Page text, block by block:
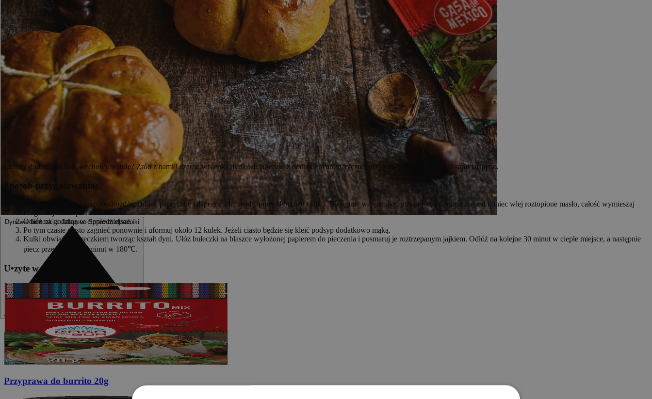
Dyniowe bułeczki z Jalapeno Sprawdź składniki
Idealny dodatek na halloweenowym stole? Zrób z nami i czarna.wisienka dyniowe bułeczki z dodatkiem aromatycznej przyprawy burrito i papryczkami jalapeno.
Sposób przygotowania:
Do miski wsyp pokruszone drożdże, cukier, papryczkę jalapeno, wlej wodę, puree dyniowe i jajko. Następnie wsyp mąkę, przyprawę do burrito, a pod koniec wlej roztopione masło, całość wymieszaj
i zagniataj ciasto przez 10 minut.
Odłóż na godzinę w ciepłe miejsce.
Po tym czasie ciasto zagnieć ponownie i uformuj około 12 kulek. Jeżeli ciasto będzie się kleić podsyp dodatkowo mąką.
Kulki obwiąż sznureczkiem tworząc kształt dyni. Ułóż bułeczki na blaszce wyłożonej papierem do pieczenia i posmaruj je roztrzepanym jajkiem. Odłóż na kolejne 30 minut w ciepłe miejsce, a następnie
piecz przez około 30 minut w 180℃.
U•zyte w przepisie
Przyprawa do burrito 20g